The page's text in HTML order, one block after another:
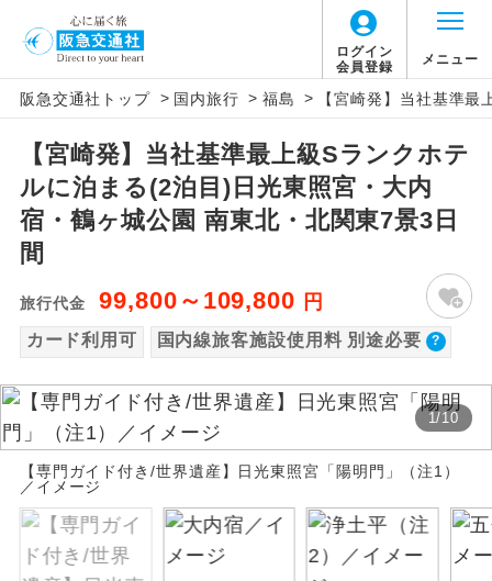
ログイン
会員登録
メニュー
阪急交通社トップ > 国内旅行 > 福島 > 【宮崎発】当社基準
【宮崎発】当社基準最上級Sランクホテ
ルに泊まる(2泊目)日光東照宮・大内
宿・鶴ヶ城公園 南東北・北関東7景3日
間
旅行代金 99,800～109,800 円
カード利用可 国内線旅客施設使用料 別途必要
1/10
【専門ガイド付き/世界遺産】日光東照宮「陽明門」（注1）
／イメージ
【国内旅客施設使用料について】
旅行代金に国内旅客施設使用料は含まれてお
りません。別途お支払いが必要となります。
羽田空港往復：大人900円、子供900円、幼児
900円
2026/10/6〜2027/6/4 羽田空港往復：大人
2027/6/5〜 羽田空港往復：大人1,180円、子
供1,180円、幼児1,180円
アイコン 説明
添乗員同行
往路出発空港（駅）から復路到着空港
（駅）まで同行します。
現地添乗員同
行
バスガイド乗
務
バスガイドが乗務し、車内での観光案内
があります。
新コース 初登場のコースです。
世界遺産
然遺産を訪ねるコースです。
絶景 絶景スポットに立ち寄るコースです。